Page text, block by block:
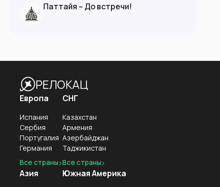
Паттайя – До встречи!
РЕЛОКАЦ
Европа
Испания
Сербия
Португалия
Германия
Все страны
Азия
СНГ
Казахстан
Армения
Азербайджан
Таджикистан
Все страны
Южная Америка